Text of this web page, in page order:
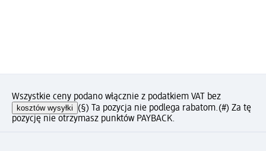
Wszystkie ceny podano włącznie z podatkiem VAT bez
kosztów wysyłki (§) Ta pozycja nie podlega rabatom.(#) Za tę
pozycję nie otrzymasz punktów PAYBACK.